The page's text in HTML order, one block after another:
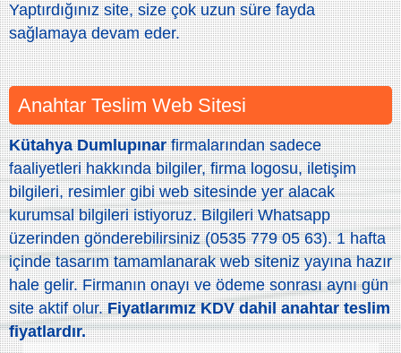
Yaptırdığınız site, size çok uzun süre fayda
sağlamaya devam eder.
Anahtar Teslim Web Sitesi
Kütahya Dumlupınarfirmalarından sadece
faaliyetleri hakkında bilgiler, firma logosu, iletişim
bilgileri, resimler gibi web sitesinde yer alacak
kurumsal bilgileri istiyoruz. Bilgileri Whatsapp
üzerinden gönderebilirsiniz (0535 779 05 63). 1 hafta
içinde tasarım tamamlanarak web siteniz yayına hazır
hale gelir. Firmanın onayı ve ödeme sonrası aynı gün
site aktif olur.Fiyatlarımız KDV dahil anahtar teslim
fiyatlardır.